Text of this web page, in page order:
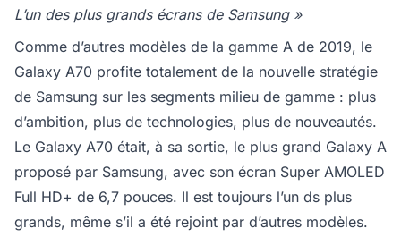
L’un des plus grands écrans de Samsung »
Comme d’autres modèles de la gamme A de 2019, le
Galaxy A70 profite totalement de la nouvelle stratégie
de Samsung sur les segments milieu de gamme : plus
d’ambition, plus de technologies, plus de nouveautés.
Le Galaxy A70 était, à sa sortie, le plus grand Galaxy A
proposé par Samsung, avec son écran Super AMOLED
Full HD+ de 6,7 pouces. Il est toujours l’un ds plus
grands, même s’il a été rejoint par d’autres modèles.